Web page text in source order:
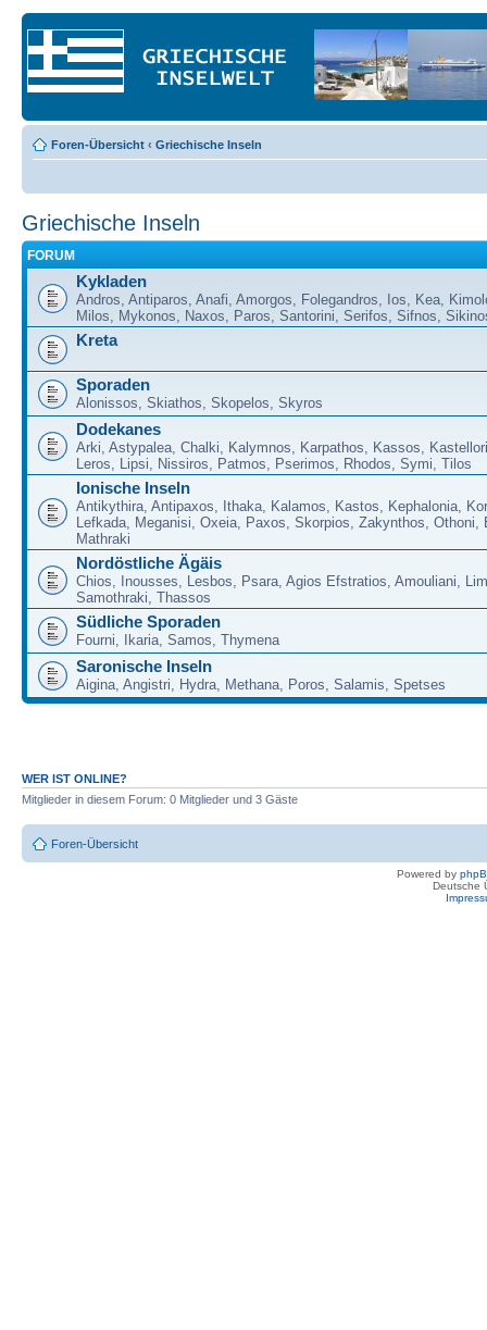
Foren-Übersicht ‹ Griechische Inseln
Griechische Inseln
FORUM
Kykladen
Andros, Antiparos, Anafi, Amorgos, Folegandros, Ios, Kea,
Milos, Mykonos, Naxos, Paros, Santorini, Serifos, Sifnos,
Kreta
Sporaden
Alonissos, Skiathos, Skopelos, Skyros
Dodekanes
Arki, Astypalea, Chalki, Kalymnos, Karpathos, Kassos,
Leros, Lipsi, Nissiros, Patmos, Pserimos, Rhodos, Symi, Tilos
Ionische Inseln
Antikythira, Antipaxos, Ithaka, Kalamos, Kastos, Kephalonia,
Lefkada, Meganisi, Oxeia, Paxos, Skorpios, Zakynthos, Othoni,
Mathraki
Nordöstliche Ägäis
Chios, Inousses, Lesbos, Psara, Agios Efstratios, Amouliani,
Samothraki, Thassos
Südliche Sporaden
Fourni, Ikaria, Samos, Thymena
Saronische Inseln
Aigina, Angistri, Hydra, Methana, Poros, Salamis, Spetses
WER IST ONLINE?
Mitglieder in diesem Forum: 0 Mitglieder und 3 Gäste
Foren-Übersicht
Powered by
Deutsche